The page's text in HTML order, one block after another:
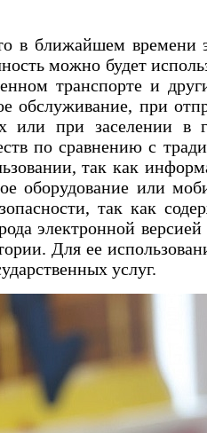
в ближайшем времени
можно будет
транспорте и
обслуживание, при
или при заселении
по сравнению с
так как
оборудование или
так как
рода электронной
Для ее
услуг.